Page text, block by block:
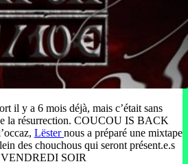
il y a 6 mois déjà, mais c’était sans
la résurrection. COUCOU IS BACK
Lësternous a préparé une mixtape
des chouchous qui seront présent.e.s
VENDREDI SOIR